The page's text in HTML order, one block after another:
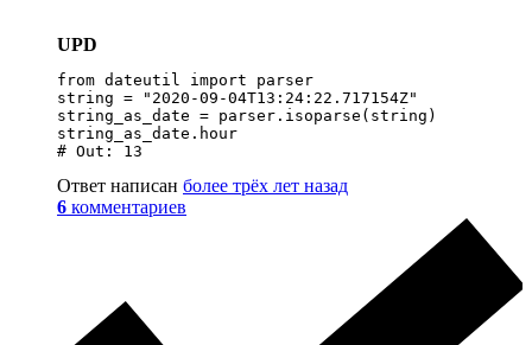
UPD
from dateutil import parser
string = "2020-09-04T13:24:22.717154Z"
string_as_date = parser.isoparse(string)
string_as_date.hour
# Out: 13
Ответ написан более трёх лет назад
6 комментариев